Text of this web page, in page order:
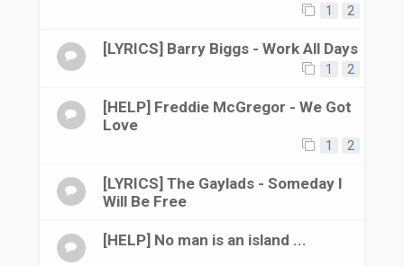
1 2
[LYRICS] Barry Biggs - Work All Days
1 2
[HELP] Freddie McGregor - We Got
Love
1 2
[LYRICS] The Gaylads - Someday I
Will Be Free
[HELP] No man is an island ...